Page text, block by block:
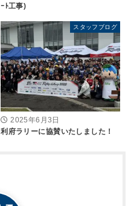
ｰﾄ工事)
スタッフブログ
2025年6月3日
利府ラリーに協賛いたしました！